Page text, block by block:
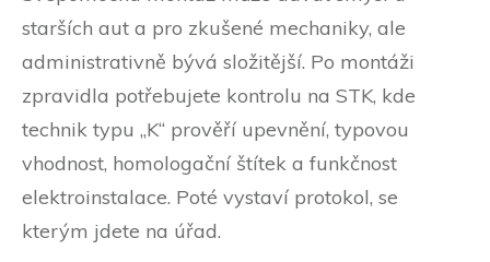
starších aut a pro zkušené mechaniky, ale
administrativně bývá složitější. Po montáži
zpravidla potřebujete kontrolu na STK, kde
technik typu „K“ prověří upevnění, typovou
vhodnost, homologační štítek a funkčnost
elektroinstalace. Poté vystaví protokol, se
kterým jdete na úřad.